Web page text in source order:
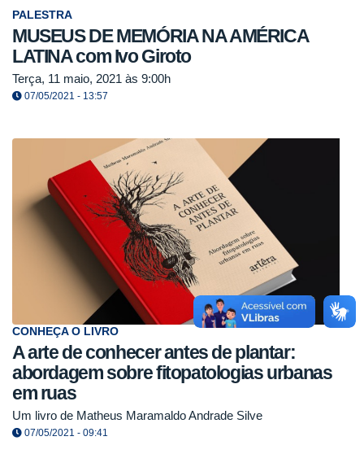
PALESTRA
MUSEUS DE MEMÓRIA NA AMÉRICA
LATINA com Ivo Giroto
Terça, 11 maio, 2021 às 9:00h
07/05/2021 - 13:57
CONHEÇA O LIVRO
A arte de conhecer antes de plantar:
abordagem sobre fitopatologias urbanas
em ruas
Um livro de Matheus Maramaldo Andrade Silve
07/05/2021 - 09:41